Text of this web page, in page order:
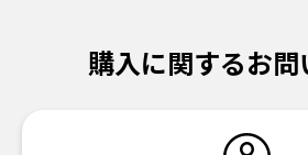
購入に関するお問